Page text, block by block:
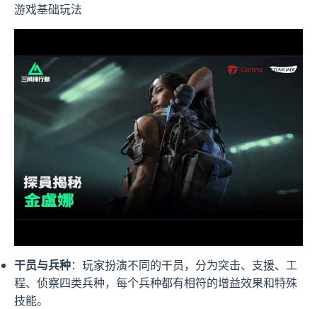
游戏基础玩法
干员与兵种：玩家扮演不同的干员，分为突击、支援、工
程、侦察四类兵种，每个兵种都有相符的增益效果和特殊
技能。